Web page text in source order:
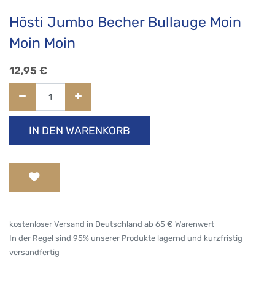
Hösti Jumbo Becher Bullauge Moin
Moin Moin
12,95 €
IN DEN WARENKORB
kostenloser Versand in Deutschland ab 65 € Warenwert
In der Regel sind 95% unserer Produkte lagernd und kurzfristig
versandfertig